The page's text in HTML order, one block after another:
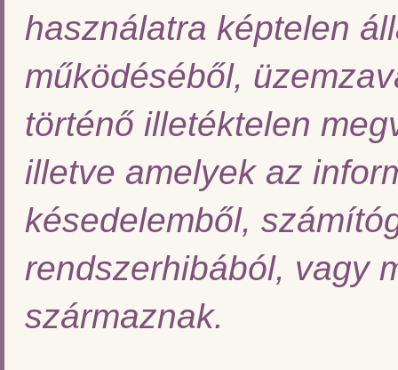
használatra képtelen
működéséből,
történő illetéktelen
illetve amelyek az
késedelemből,
rendszerhibából, vagy
származnak.